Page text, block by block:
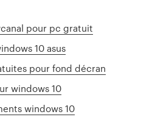
pour pc gratuit
10 asus
pour fond décran
windows 10
windows 10